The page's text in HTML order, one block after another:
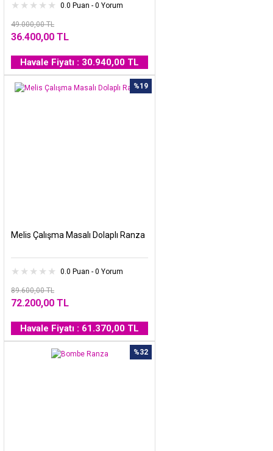
0.0 Puan - 0 Yorum
49.000,00 TL
36.400,00 TL
Havale Fiyatı : 30.940,00 TL
%19
Melis Çalışma Masalı Dolaplı Ranza
0.0 Puan - 0 Yorum
89.600,00 TL
72.200,00 TL
Havale Fiyatı : 61.370,00 TL
%32